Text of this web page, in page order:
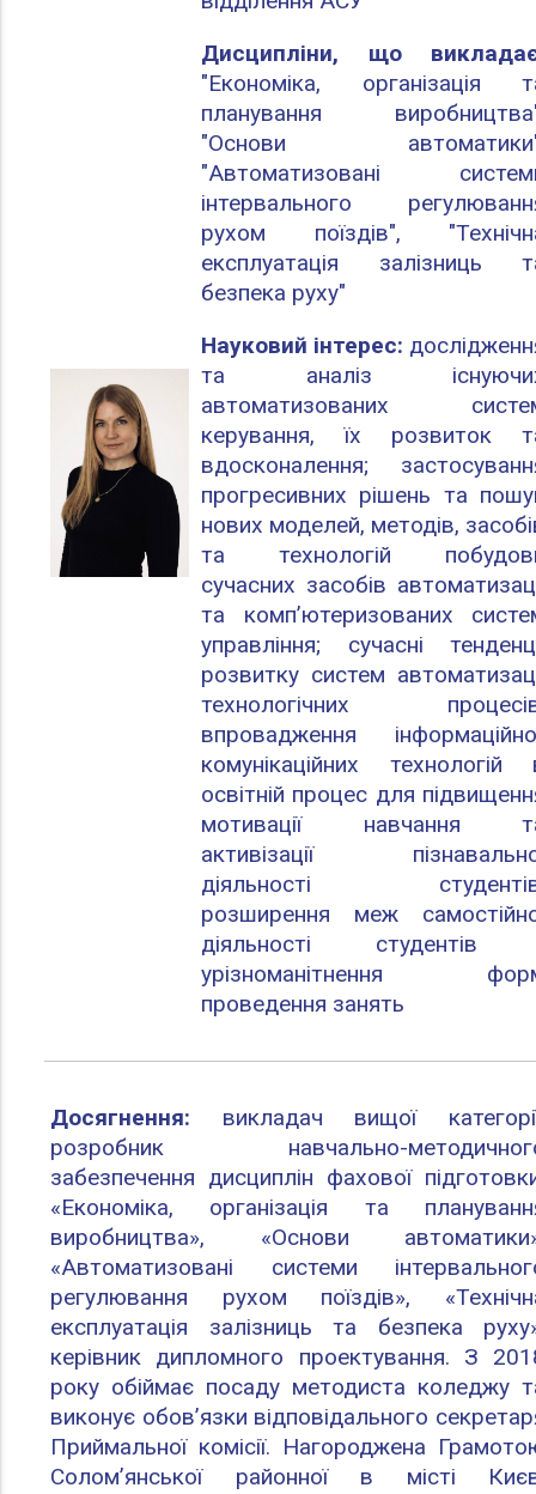
Дисципліни, що
"Економіка, організація
планування
"Основи
"Автоматизовані
інтервального
рухом поїздів",
експлуатація залізниць
безпека руху"
Науковий інтерес:
та аналіз
автоматизованих
керування, їх розвиток
вдосконалення;
прогресивних рішень та
нових моделей, методів,
та технологій
сучасних засобів
та комп’ютеризованих
управління; сучасні
розвитку систем
технологічних
впровадження
комунікаційних технологій
освітній процес для
мотивації навчання
активізації
діяльності
розширення меж
діяльності студентів
урізноманітнення
проведення занять
Досягнення: викладач вищої
розробник навчально-
забезпечення дисциплін фахової
«Економіка, організація та
виробництва», «Основи
«Автоматизовані системи
регулювання рухом поїздів»,
експлуатація залізниць та безпека
керівник дипломного проектування. З
року обіймає посаду методиста коледжу
виконує обов’язки відповідального
Приймальної комісії. Нагороджена
Солом’янської районної в місті